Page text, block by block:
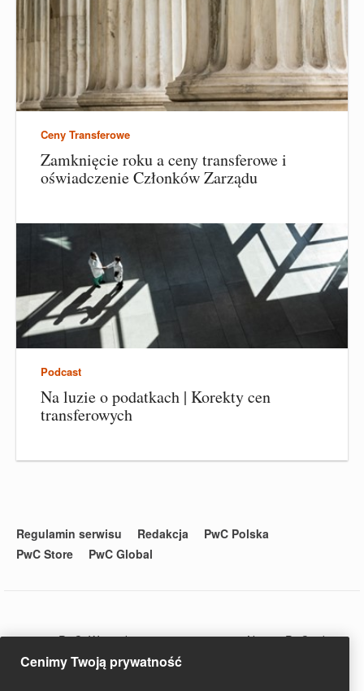
Ceny Transferowe
Zamknięcie roku a ceny transferowe i
oświadczenie Członków Zarządu
Podcast
Na luzie o podatkach | Korekty cen
transferowych
Regulamin serwisu Redakcja
PwC Polska
PwC Store
PwC Global
© 2020 PwC. Wszystkie prawa zastrzeżone. Nazwa PwC odnosi
się do firm wchodzących w skład sieci PwC, z których każda
stanowi odrębny podmiot prawny. Więcej informacji na stronie
Cenimy Twoją prywatność